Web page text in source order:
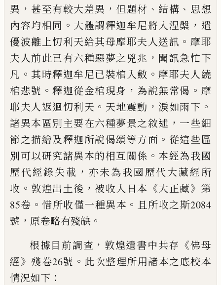
異 ， 甚至有較大差異 ， 但題材 、結構 、 思想
內容均相同 。 大體謂釋迦牟尼將入涅槃 ， 遣
優波離上忉利天給其母摩耶夫人送訊 。 摩耶
夫人前此已有六種惡夢之兇兆 ， 聞訊急忙下
凡 。其時釋迦牟尼已裝棺入斂 。 摩耶夫人繞
棺悲號 。釋迦從金棺現身 ， 為說無常偈 。 摩
耶夫人返迴忉利天 。 天地震動 ， 淚如雨下 。
諸異本區別主要在六種夢景之敘述 ， 一些細
節之描繪及釋迦所說偈頌等方面 。 從這些區
別可以研究諸異本的相互關係 。本經為我國
歷代經錄失載 ， 亦未為我國歷代大藏經所
收 。 敦煌出土後 ， 被收入 日本 《大正藏》 第
85卷 。 惜所收僅一種異本 。 且所收之斯2084
號 ， 原卷略有殘缺 。
根據目前調查 ， 敦煌遺書中共存 《佛母
經》 殘卷26號 。 此次整理所用諸本之底校本
情況如下 ：